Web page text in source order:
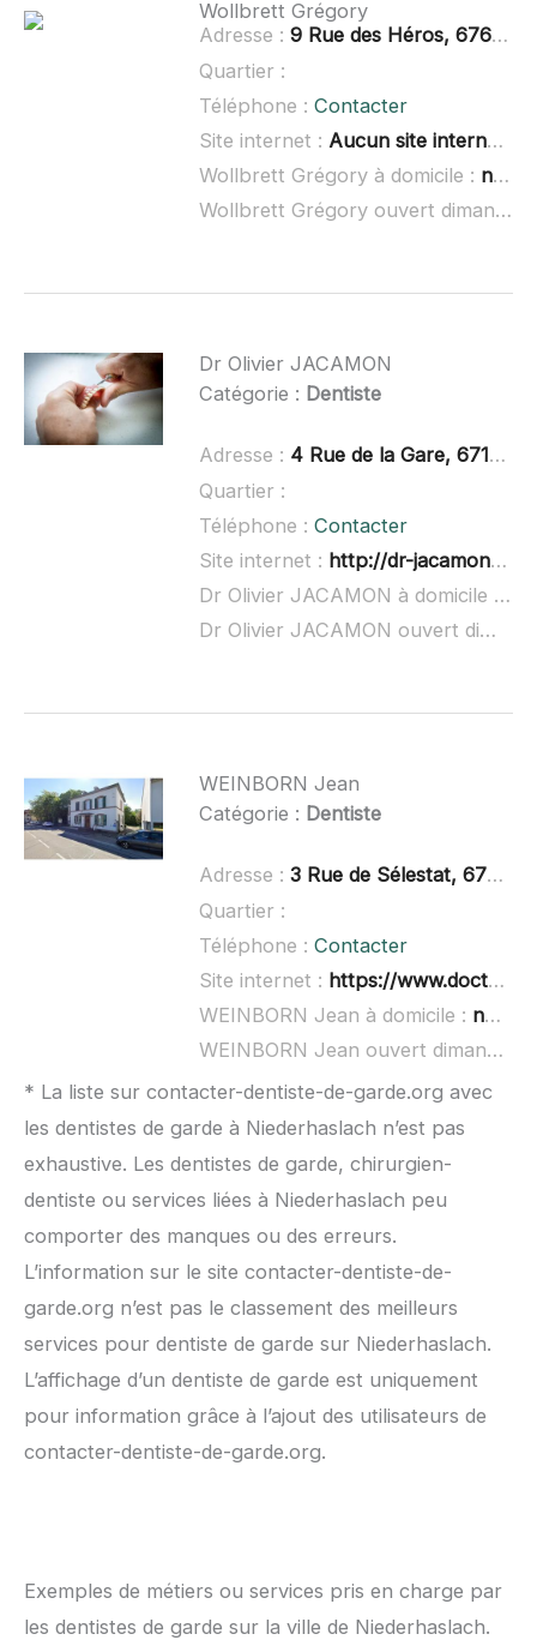
Wollbrett Grégory
Adresse : 9 Rue des Héros, 67610 La Wantzenau
Quartier :
Téléphone : Contacter
Site internet : Aucun site internet connu
Wollbrett Grégory à domicile : non renseigné
Wollbrett Grégory ouvert dimanche :
Dr Olivier JACAMON
Catégorie : Dentiste
Adresse : 4 Rue de la Gare, 67118 Geispolsheim
Quartier :
Téléphone : Contacter
Site internet : http://dr-jacamon-olivier.chirurgiens-dentistes.fr/
Dr Olivier JACAMON à domicile :
Dr Olivier JACAMON ouvert dimanche :
WEINBORN Jean
Catégorie : Dentiste
Adresse : 3 Rue de Sélestat, 67230 Benfeld
Quartier :
Téléphone : Contacter
Site internet : https://www.doctolib.fr/dentiste/benfeld/jean-weinborn
WEINBORN Jean à domicile : non renseigné
WEINBORN Jean ouvert dimanche :
* La liste sur contacter-dentiste-de-garde.org avec
les dentistes de garde à Niederhaslach n’est pas
exhaustive. Les dentistes de garde, chirurgien-
dentiste ou services liées à Niederhaslach peu
comporter des manques ou des erreurs.
L’information sur le site contacter-dentiste-de-
garde.org n’est pas le classement des meilleurs
services pour dentiste de garde sur Niederhaslach.
L’affichage d’un dentiste de garde est uniquement
pour information grâce à l’ajout des utilisateurs de
contacter-dentiste-de-garde.org.
Exemples de métiers ou services pris en charge par
les dentistes de garde sur la ville de Niederhaslach.